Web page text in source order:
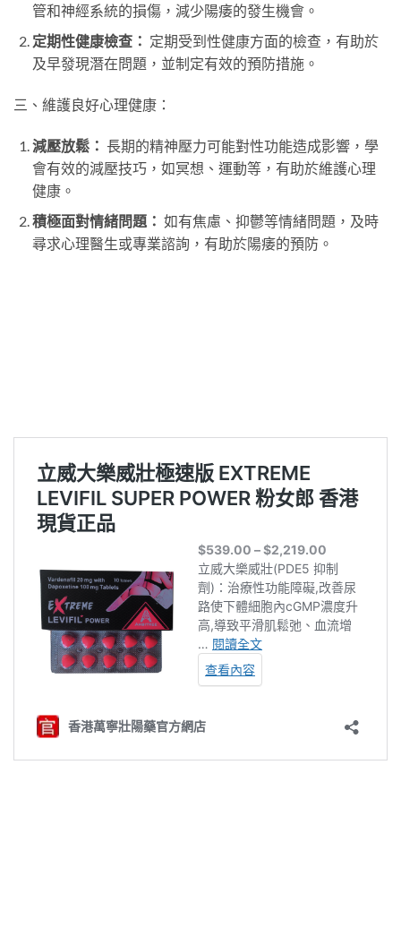
管和神經系統的損傷，減少陽痿的發生機會。
定期性健康檢查： 定期受到性健康方面的檢查，有助於
及早發現潛在問題，並制定有效的預防措施。
三、維護良好心理健康：
減壓放鬆： 長期的精神壓力可能對性功能造成影響，學
會有效的減壓技巧，如冥想、運動等，有助於維護心理
健康。
積極面對情緒問題： 如有焦慮、抑鬱等情緒問題，及時
尋求心理醫生或專業諮詢，有助於陽痿的預防。